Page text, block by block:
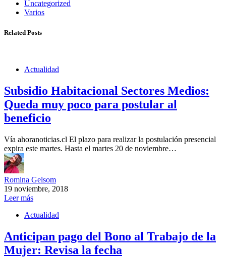
Uncategorized
Varios
Related Posts
Actualidad
Subsidio Habitacional Sectores Medios:
Queda muy poco para postular al
beneficio
Vía ahoranoticias.cl El plazo para realizar la postulación presencial
expira este martes. Hasta el martes 20 de noviembre…
Romina Gelsom
19 noviembre, 2018
Leer más
Actualidad
Anticipan pago del Bono al Trabajo de la
Mujer: Revisa la fecha